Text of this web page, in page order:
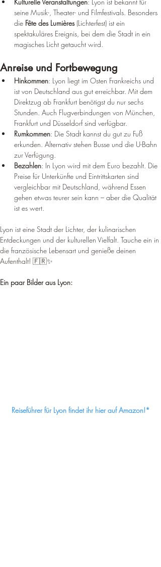
seine Musik-, Theater- und Filmfestivals. Besonders
die Fête des Lumières (Lichterfest) ist ein
spektakuläres Ereignis, bei dem die Stadt in ein
magisches Licht getaucht wird.
Anreise und Fortbewegung
Hinkommen: Lyon liegt im Osten Frankreichs und
ist von Deutschland aus gut erreichbar. Mit dem
Direktzug ab Frankfurt benötigst du nur sechs
Stunden. Auch Flugverbindungen von München,
Frankfurt und Düsseldorf sind verfügbar.
Rumkommen: Die Stadt kannst du gut zu Fuß
erkunden. Alternativ stehen Busse und die U-Bahn
zur Verfügung.
Bezahlen: In Lyon wird mit dem Euro bezahlt. Die
Preise für Unterkünfte und Eintrittskarten sind
vergleichbar mit Deutschland, während Essen
gehen etwas teurer sein kann – aber die Qualität
ist es wert.
Lyon ist eine Stadt der Lichter, der kulinarischen
Entdeckungen und der kulturellen Vielfalt. Tauche ein in
die französische Lebensart und genieße deinen
Aufenthalt! 🇫🇷✨
Ein paar Bilder aus Lyon:
Reiseführer für Lyon findet ihr hier auf Amazon!*